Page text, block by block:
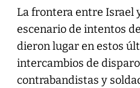
La frontera entre Israel
escenario de intentos
dieron lugar en estos
intercambios de
contrabandistas y